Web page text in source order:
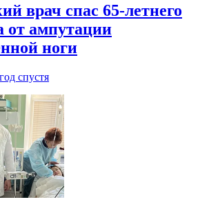
врач спас 65-летнего
от ампутации
ноги
спустя